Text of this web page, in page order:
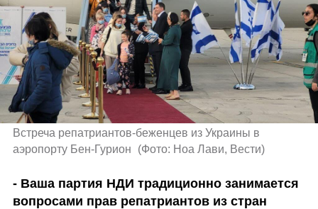
Встреча репатриантов-беженцев из Украины в
аэропорту Бен-Гурион
(Фото: Ноа Лави, Вести)
- Ваша партия НДИ традиционно занимается
вопросами прав репатриантов из стран